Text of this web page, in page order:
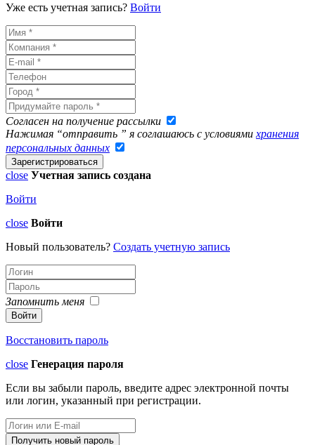
Уже есть учетная запись? Войти
Согласен на получение рассылки
Нажимая “отправить ” я соглашаюсь с условиями хранения
персональных данных
close Учетная запись создана
Войти
close Войти
Новый пользователь? Создать учетную запись
Запомнить меня
Восстановить пароль
close Генерация пароля
Если вы забыли пароль, введите адрес электронной почты
или логин, указанный при регистрации.